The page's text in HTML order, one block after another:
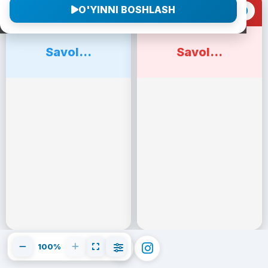
O'YINNI BOSHLASH
0
Savol...
2-Jamoa 0
Savol...
100%